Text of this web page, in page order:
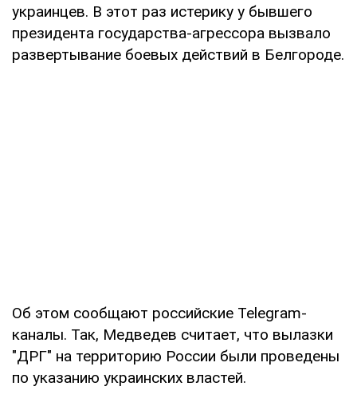
украинцев. В этот раз истерику у бывшего
президента государства-агрессора вызвало
развертывание боевых действий в Белгороде.
Об этом сообщают российские Telegram-
каналы. Так, Медведев считает, что вылазки
"ДРГ" на территорию России были проведены
по указанию украинских властей.